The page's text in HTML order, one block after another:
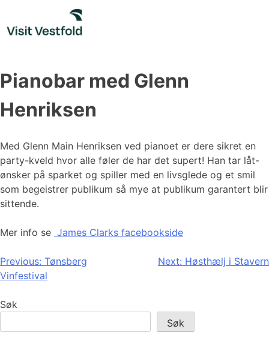
content
Pianobar med Glenn
Henriksen
Med Glenn Main Henriksen ved pianoet er dere sikret en
party-kveld hvor alle føler de har det supert! Han tar låt-
ønsker på sparket og spiller med en livsglede og et smil
som begeistrer publikum så mye at publikum garantert blir
sittende.
Mer info se James Clarks facebookside
Innleggsnavigasjon
Previous: Tønsberg
Vinfestival
Next: Høsthælj i Stavern
Søk
Søk